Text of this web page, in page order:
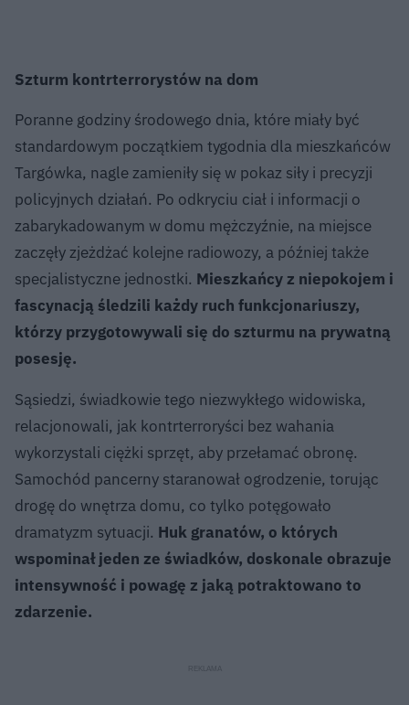
Szturm kontrterrorystów na dom
Poranne godziny środowego dnia, które miały być
standardowym początkiem tygodnia dla mieszkańców
Targówka, nagle zamieniły się w pokaz siły i precyzji
policyjnych działań. Po odkryciu ciał i informacji o
zabarykadowanym w domu mężczyźnie, na miejsce
zaczęły zjeżdżać kolejne radiowozy, a później także
specjalistyczne jednostki. Mieszkańcy z niepokojem i
fascynacją śledzili każdy ruch funkcjonariuszy,
którzy przygotowywali się do szturmu na prywatną
posesję.
Sąsiedzi, świadkowie tego niezwykłego widowiska,
relacjonowali, jak kontrterroryści bez wahania
wykorzystali ciężki sprzęt, aby przełamać obronę.
Samochód pancerny staranował ogrodzenie, torując
drogę do wnętrza domu, co tylko potęgowało
dramatyzm sytuacji. Huk granatów, o których
wspominał jeden ze świadków, doskonale obrazuje
intensywność i powagę z jaką potraktowano to
zdarzenie.